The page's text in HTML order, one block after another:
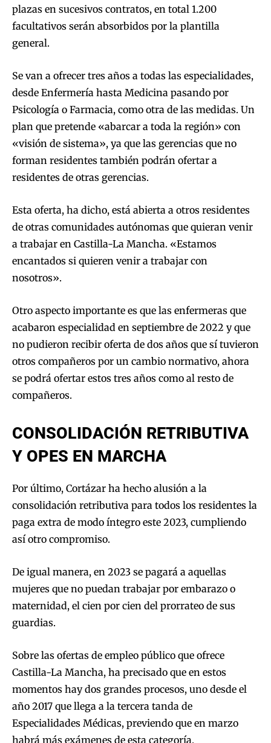
plazas en sucesivos contratos, en total 1.200
facultativos serán absorbidos por la plantilla
general.
Se van a ofrecer tres años a todas las especialidades,
desde Enfermería hasta Medicina pasando por
Psicología o Farmacia, como otra de las medidas. Un
plan que pretende «abarcar a toda la región» con
«visión de sistema», ya que las gerencias que no
forman residentes también podrán ofertar a
residentes de otras gerencias.
Esta oferta, ha dicho, está abierta a otros residentes
de otras comunidades autónomas que quieran venir
a trabajar en Castilla-La Mancha. «Estamos
encantados si quieren venir a trabajar con
nosotros».
Otro aspecto importante es que las enfermeras que
acabaron especialidad en septiembre de 2022 y que
no pudieron recibir oferta de dos años que sí tuvieron
otros compañeros por un cambio normativo, ahora
se podrá ofertar estos tres años como al resto de
compañeros.
CONSOLIDACIÓN RETRIBUTIVA
Y OPES EN MARCHA
Por último, Cortázar ha hecho alusión a la
consolidación retributiva para todos los residentes la
paga extra de modo íntegro este 2023, cumpliendo
así otro compromiso.
De igual manera, en 2023 se pagará a aquellas
mujeres que no puedan trabajar por embarazo o
maternidad, el cien por cien del prorrateo de sus
guardias.
Sobre las ofertas de empleo público que ofrece
Castilla-La Mancha, ha precisado que en estos
momentos hay dos grandes procesos, uno desde el
año 2017 que llega a la tercera tanda de
Especialidades Médicas, previendo que en marzo
habrá más exámenes de esta categoría.